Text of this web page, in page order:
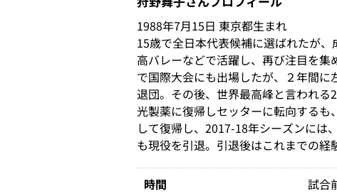
1988年7月15日 東京都生まれ
15歳で全日本代表候補に選ばれたが
高バレーなどで活躍し、再び注目を
で国際大会にも出場したが、２年間
退団。その後、世界最高峰と言われ
光製薬に復帰しセッターに転向する
して復帰し、2017-18年シーズンには
も現役を引退。引退後はこれまでの経
時間
試合